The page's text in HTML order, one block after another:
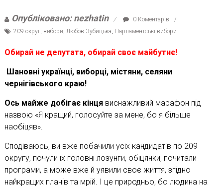
Опубліковано: nezhatin
0 Коментарів
209 округ, вибори, Любов Зубицька, Парламентські вибори
Обирай не депутата, обирайсвоє майбутнє!
Шановні українці, виборці, містяни, селяни
чернігівського краю!
Ось майже добігає кінцявиснажливий марафон під
назвою «Я кращий, голосуйте за мене, бо я більше
наобіцяв».
Сподіваюсь, ви вже побачили усіх кандидатів по 209
округу, почули їх головні лозунги, обіцянки, почитали
програми, а може вже й уявили своє життя, згідно
найкращих планів та мрій. І це природньо, бо людина на